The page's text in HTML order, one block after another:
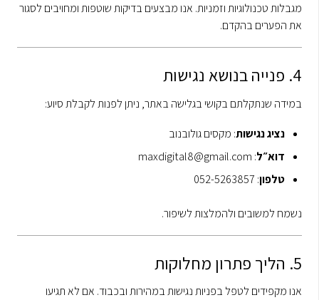
מגבלות טכנולוגיות וזמניות. אנו מבצעים בדיקות שוטפות ומחויבים לסגור
את הפערים בהקדם.
4. פנייה בנושא נגישות
במידה שנתקלתם בקושי בגלישה באתר, ניתן לפנות לקבלת סיוע:
נציג נגישות: מקסים גולובנוב
דוא״ל:
maxdigital8@gmail.com
טלפון: 052-5263857
נשמח למשובים ולהמלצות לשיפור.
5. הליך פתרון מחלוקות
אנו מקפידים לטפל בפניות נגישות במהירות ובכבוד. אם לא תגיעו